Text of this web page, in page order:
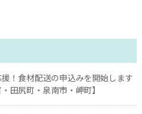
！食材配送の申込みを開始します
田尻町・泉南市・岬町】